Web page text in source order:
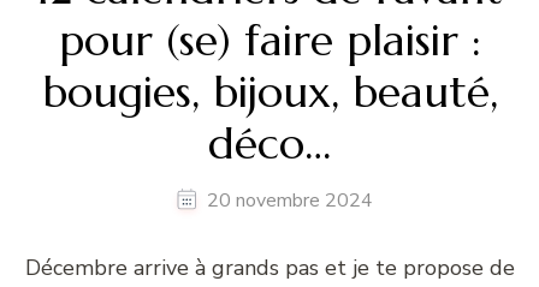
pour (se) faire plaisir :
bougies, bijoux, beauté,
déco…
20 novembre 2024
Décembre arrive à grands pas et je te propose de